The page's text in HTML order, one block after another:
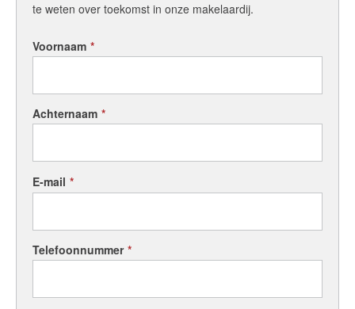
te weten over toekomst in onze makelaardij.
Voornaam *
Achternaam *
E-mail *
Telefoonnummer *